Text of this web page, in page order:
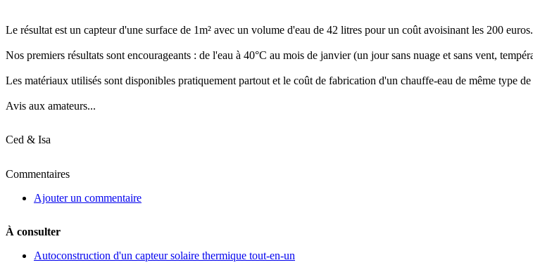
Le résultat est un capteur d'une surface de 1m² avec un volume d'eau de 42 litres pour un coût avoisinant les 200 euros.
Nos premiers résultats sont encourageants : de l'eau à 40°C au mois de janvier (un jour sans nuage et sans vent,
Les matériaux utilisés sont disponibles pratiquement partout et le coût de fabrication d'un chauffe-eau de même type
Avis aux amateurs...
Ced & Isa
Commentaires
Ajouter un commentaire
À consulter
Autoconstruction d'un capteur solaire thermique tout-en-un